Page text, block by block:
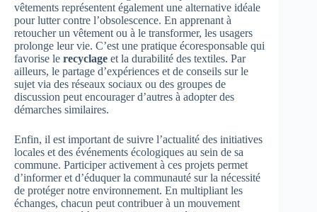
vêtements représentent également une alternative idéale
pour lutter contre l’obsolescence. En apprenant à
retoucher un vêtement ou à le transformer, les usagers
prolonge leur vie. C’est une pratique écoresponsable qui
favorise le recyclage et la durabilité des textiles. Par
ailleurs, le partage d’expériences et de conseils sur le
sujet via des réseaux sociaux ou des groupes de
discussion peut encourager d’autres à adopter des
démarches similaires.
Enfin, il est important de suivre l’actualité des initiatives
locales et des événements écologiques au sein de sa
commune. Participer activement à ces projets permet
d’informer et d’éduquer la communauté sur la nécessité
de protéger notre environnement. En multipliant les
échanges, chacun peut contribuer à un mouvement